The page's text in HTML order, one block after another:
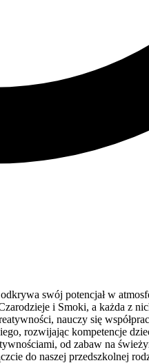
swój potencjał w
i Smoki, a każda z
nauczy się
rozwijając kompetencje
od zabaw na
do naszej przedszkolnej